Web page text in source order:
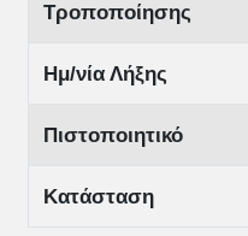
Τροποποίησης
Ημ/νία Λήξης
Πιστοποιητικό
Κατάσταση